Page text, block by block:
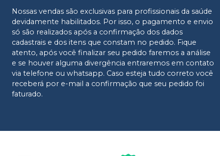
Nossas vendas são exclusivas para profissionais da saúde
devidamente habilitados. Por isso, o pagamento e envio
só são realizados após a confirmação dos dados
cadastrais e dos itens que constam no pedido. Fique
atento, após você finalizar seu pedido faremos a análise
e se houver alguma divergência entraremos em contato
via telefone ou whatsapp. Caso esteja tudo correto você
receberá por e-mail a confirmação que seu pedido foi
faturado.